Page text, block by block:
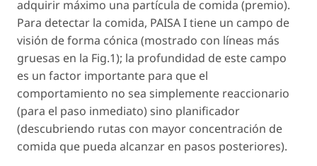
adquirir máximo una partícula de comida (premio).
Para detectar la comida, PAISA I tiene un campo de
visión de forma cónica (mostrado con líneas más
gruesas en la Fig.1); la profundidad de este campo
es un factor importante para que el
comportamiento no sea simplemente reaccionario
(para el paso inmediato) sino planificador
(descubriendo rutas con mayor concentración de
comida que pueda alcanzar en pasos posteriores).